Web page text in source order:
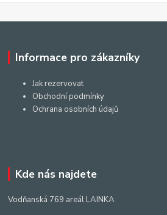
Informace pro zákazníky
Jak rezervovat
Obchodní podmínky
Ochrana osobních údajů
Kde nás najdete
Vodňanská 769 areál LAINKA